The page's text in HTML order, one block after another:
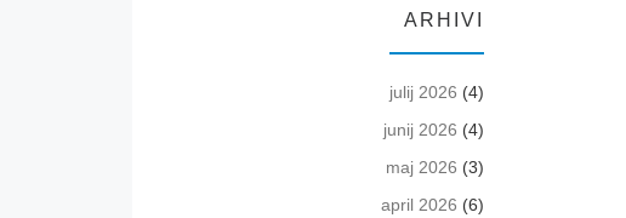
ARHIVI
julij 2026 (4)
junij 2026 (4)
maj 2026 (3)
april 2026 (6)